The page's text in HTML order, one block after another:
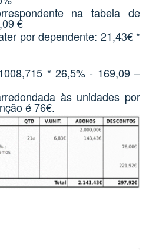
na tabela de
€
por dependente: 21,43€ *
* 26,5% - 169,09 –
às unidades por
é 76€.